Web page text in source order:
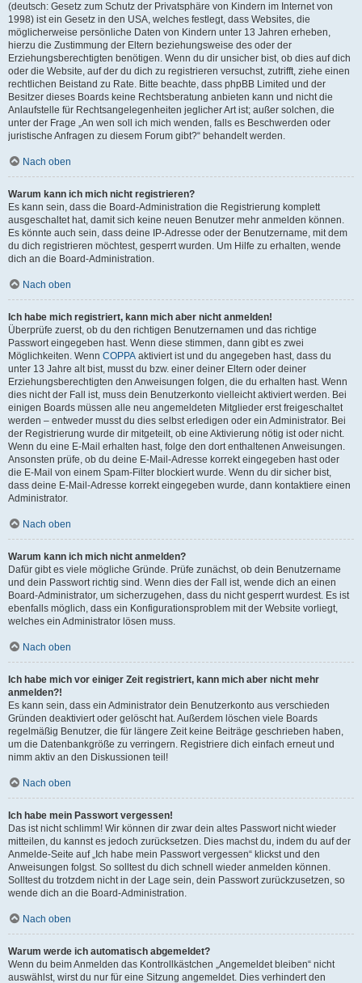
(deutsch: Gesetz zum Schutz der Privatsphäre von Kindern im Internet von
1998) ist ein Gesetz in den USA, welches festlegt, dass Websites, die
möglicherweise persönliche Daten von Kindern unter 13 Jahren erheben,
hierzu die Zustimmung der Eltern beziehungsweise des oder der
Erziehungsberechtigten benötigen. Wenn du dir unsicher bist, ob dies auf dich
oder die Website, auf der du dich zu registrieren versuchst, zutrifft, ziehe einen
rechtlichen Beistand zu Rate. Bitte beachte, dass phpBB Limited und der
Besitzer dieses Boards keine Rechtsberatung anbieten kann und nicht die
Anlaufstelle für Rechtsangelegenheiten jeglicher Art ist; außer solchen, die
unter der Frage „An wen soll ich mich wenden, falls es Beschwerden oder
juristische Anfragen zu diesem Forum gibt?“ behandelt werden.
Nach oben
Warum kann ich mich nicht registrieren?
Es kann sein, dass die Board-Administration die Registrierung komplett
ausgeschaltet hat, damit sich keine neuen Benutzer mehr anmelden können.
Es könnte auch sein, dass deine IP-Adresse oder der Benutzername, mit dem
du dich registrieren möchtest, gesperrt wurden. Um Hilfe zu erhalten, wende
dich an die Board-Administration.
Nach oben
Ich habe mich registriert, kann mich aber nicht anmelden!
Überprüfe zuerst, ob du den richtigen Benutzernamen und das richtige
Passwort eingegeben hast. Wenn diese stimmen, dann gibt es zwei
Möglichkeiten. Wenn COPPA aktiviert ist und du angegeben hast, dass du
unter 13 Jahre alt bist, musst du bzw. einer deiner Eltern oder deiner
Erziehungsberechtigten den Anweisungen folgen, die du erhalten hast. Wenn
dies nicht der Fall ist, muss dein Benutzerkonto vielleicht aktiviert werden. Bei
einigen Boards müssen alle neu angemeldeten Mitglieder erst freigeschaltet
werden – entweder musst du dies selbst erledigen oder ein Administrator. Bei
der Registrierung wurde dir mitgeteilt, ob eine Aktivierung nötig ist oder nicht.
Wenn du eine E-Mail erhalten hast, folge den dort enthaltenen Anweisungen.
Ansonsten prüfe, ob du deine E-Mail-Adresse korrekt eingegeben hast oder
die E-Mail von einem Spam-Filter blockiert wurde. Wenn du dir sicher bist,
dass deine E-Mail-Adresse korrekt eingegeben wurde, dann kontaktiere einen
Administrator.
Nach oben
Warum kann ich mich nicht anmelden?
Dafür gibt es viele mögliche Gründe. Prüfe zunächst, ob dein Benutzername
und dein Passwort richtig sind. Wenn dies der Fall ist, wende dich an einen
Board-Administrator, um sicherzugehen, dass du nicht gesperrt wurdest. Es ist
ebenfalls möglich, dass ein Konfigurationsproblem mit der Website vorliegt,
welches ein Administrator lösen muss.
Nach oben
Ich habe mich vor einiger Zeit registriert, kann mich aber nicht mehr
anmelden?!
Es kann sein, dass ein Administrator dein Benutzerkonto aus verschieden
Gründen deaktiviert oder gelöscht hat. Außerdem löschen viele Boards
regelmäßig Benutzer, die für längere Zeit keine Beiträge geschrieben haben,
um die Datenbankgröße zu verringern. Registriere dich einfach erneut und
nimm aktiv an den Diskussionen teil!
Nach oben
Ich habe mein Passwort vergessen!
Das ist nicht schlimm! Wir können dir zwar dein altes Passwort nicht wieder
mitteilen, du kannst es jedoch zurücksetzen. Dies machst du, indem du auf der
Anmelde-Seite auf „Ich habe mein Passwort vergessen“ klickst und den
Anweisungen folgst. So solltest du dich schnell wieder anmelden können.
Solltest du trotzdem nicht in der Lage sein, dein Passwort zurückzusetzen, so
wende dich an die Board-Administration.
Nach oben
Warum werde ich automatisch abgemeldet?
Wenn du beim Anmelden das Kontrollkästchen „Angemeldet bleiben“ nicht
auswählst, wirst du nur für eine Sitzung angemeldet. Dies verhindert den